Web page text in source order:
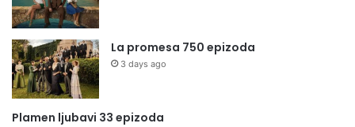
La promesa 750 epizoda
3 days ago
Plamen ljubavi 33 epizoda